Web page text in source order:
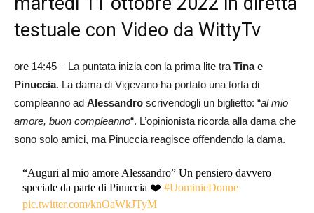
testuale con Video da WittyTv
ore 14:45 – La puntata inizia con la prima lite tra Tinae
Pinuccia. La dama di Vigevano ha portato una torta di
compleanno ad Alessandro scrivendogli un biglietto: “al mio
amore, buon compleanno“. L’opinionista ricorda alla dama che
sono solo amici, ma Pinuccia reagisce offendendo la dama.
“Auguri al mio amore Alessandro” Un pensiero davvero
speciale da parte di Pinuccia ❤️#UominieDonne
pic.twitter.com/knOaWkJTyM